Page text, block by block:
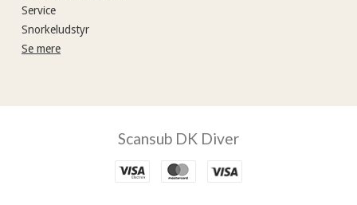
Service
Snorkeludstyr
Se mere
Scansub DK Diver